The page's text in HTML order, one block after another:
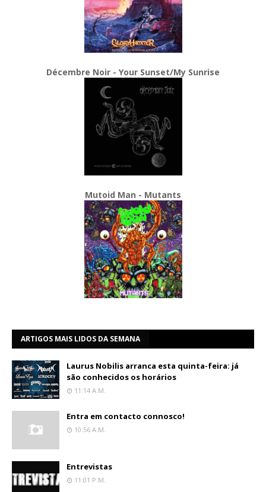
Décembre Noir - Your Sunset/My Sunrise
Mutoid Man - Mutants
ARTIGOS MAIS LIDOS DA SEMANA
Laurus Nobilis arranca esta quinta-feira: já
são conhecidos os horários
11:14 A.m.
Entra em contacto connosco!
10:56 A.m.
Entrevistas
11:01 P.m.